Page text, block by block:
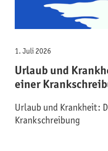
1. Juli 2026
Urlaub und
einer
Urlaub und Krankheit:
Krankschreibung